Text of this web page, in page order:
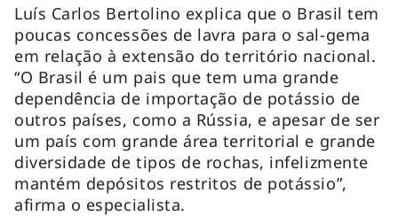
Luís Carlos Bertolino explica que o Brasil tem
poucas concessões de lavra para o sal-gema
em relação à extensão do território nacional.
“O Brasil é um pais que tem uma grande
dependência de importação de potássio de
outros países, como a Rússia, e apesar de ser
um país com grande área territorial e grande
diversidade de tipos de rochas, infelizmente
mantém depósitos restritos de potássio”,
afirma o especialista.